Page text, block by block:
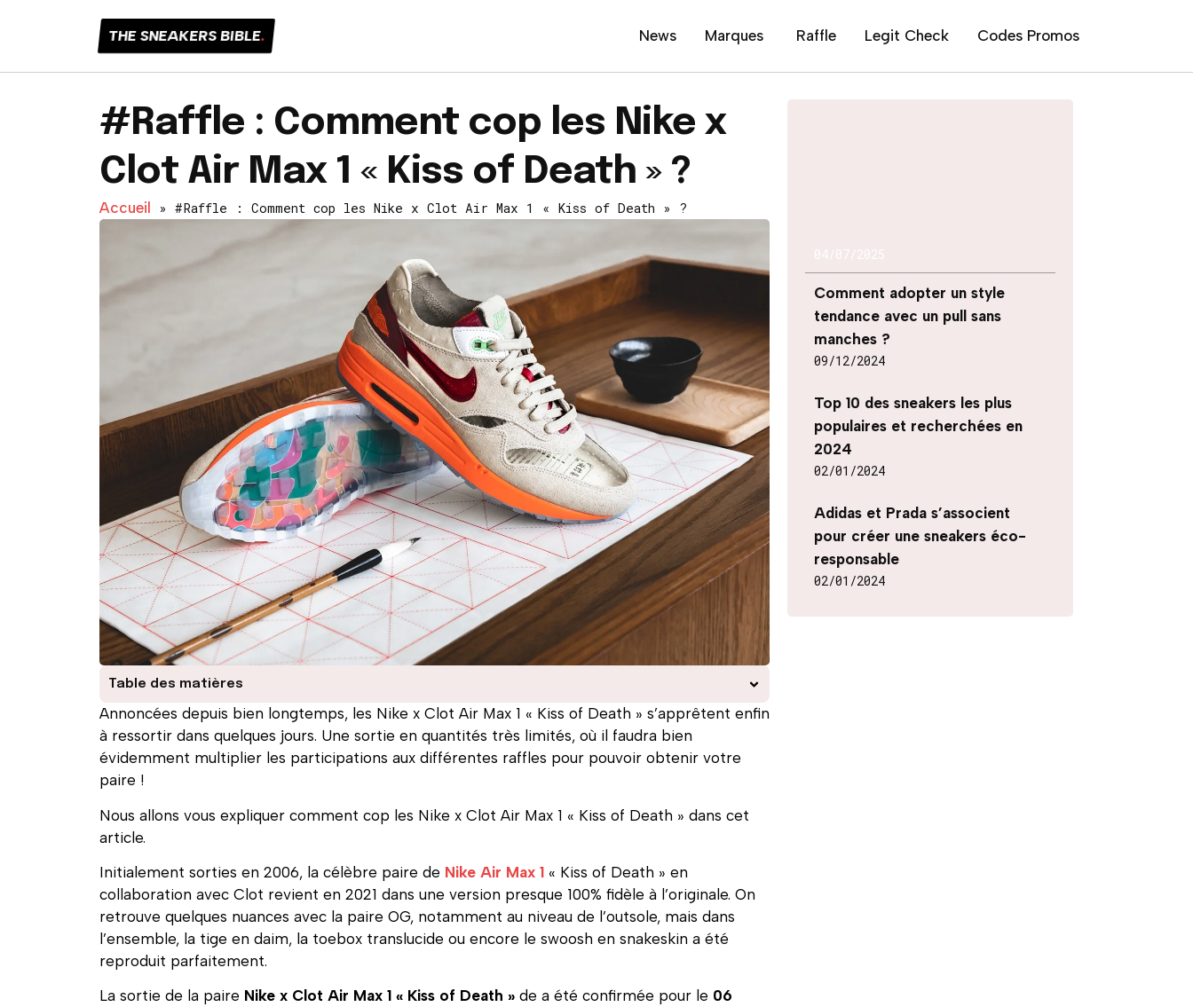
THE SNEAKERS BIBLE. News Marques Raffle Legit Check Codes Promos
#Raffle : Comment cop les Nike x
Clot Air Max 1 « Kiss of Death » ?
Accueil » #Raffle : Comment cop les Nike x Clot Air Max 1 « Kiss of Death » ?
Table des matières
Annoncées depuis bien longtemps, les Nike x Clot Air Max 1 « Kiss of Death » s’apprêtent enfin
à ressortir dans quelques jours. Une sortie en quantités très limités, où il faudra bien
évidemment multiplier les participations aux différentes raffles pour pouvoir obtenir votre
paire !
Nous allons vous expliquer comment cop les Nike x Clot Air Max 1 « Kiss of Death » dans cet
article.
Initialement sorties en 2006, la célèbre paire de Nike Air Max 1 « Kiss of Death » en
collaboration avec Clot revient en 2021 dans une version presque 100% fidèle à l’originale. On
retrouve quelques nuances avec la paire OG, notamment au niveau de l’outsole, mais dans
l’ensemble, la tige en daim, la toebox translucide ou encore le swoosh en snakeskin a été
reproduit parfaitement.
La sortie de la paire Nike x Clot Air Max 1 « Kiss of Death » de a été confirmée pour le 06
Comment adopter un style
tendance avec un pull sans
manches ?
09/12/2024
Top 10 des sneakers les plus
populaires et recherchées en
2024
02/01/2024
Adidas et Prada s’associent
pour créer une sneakers éco-
responsable
02/01/2024